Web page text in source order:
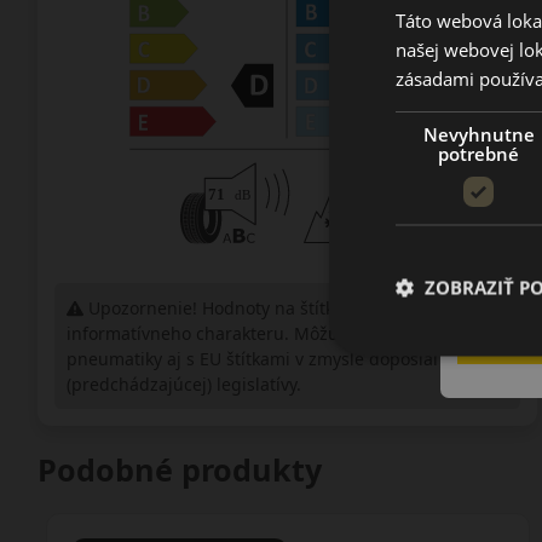
pneumatiky aj s EU štítkami v zmysle doposiaľ platnej
Podobné produkty
Táto webová
našej webovej
zásadami
Nevyhnutne
potrebné
ZOBRAZIŤ